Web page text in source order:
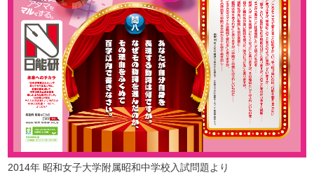
2014年 昭和女子大学附属昭和中学校入試問題より